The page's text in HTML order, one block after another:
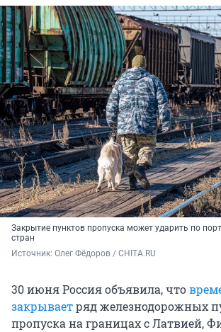
Закрытие пунктов пропуска может ударить по
стран
Источник: Олег Фёдоров / CHITA.RU
30 июня Россия объявила, что
закрываетряд железнодорожных
пропуска на границах с Латвией,